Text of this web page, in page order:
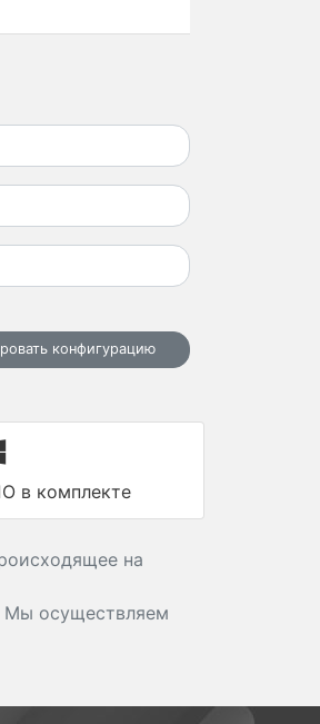
конфигурацию
в комплекте
на
Мы осуществляем